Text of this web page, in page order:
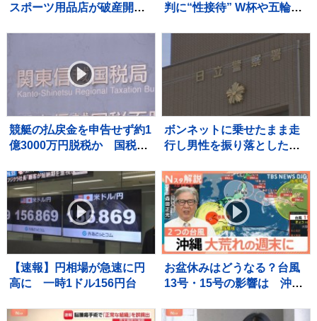
スポーツ用品店が破産開始
字に 福井市 【東京商工リサ
ーチ】
判に“性接待” W杯や五輪の
で10人余に対し JNN報告書
競艇の払戻金を申告せず約1
億3000万円脱税か 国税職
過去には納税者から約1億
5000万円受け取りも 詐欺な
どの疑いで刑事告発
ボンネットに乗せたまま走
行し男性を振り落とした疑
県職員（48）を逮捕
【速報】円相場が急速に円
高に 一時1ドル156円台
お盆休みはどうなる？台風
13号・15号の影響は 沖縄
解説】